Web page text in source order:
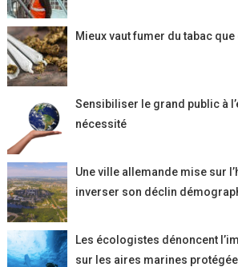
Mieux vaut fumer du tabac
Sensibiliser le grand public à
nécessité
Une ville allemande mise sur
inverser son déclin
Les écologistes dénoncent
sur les aires marines